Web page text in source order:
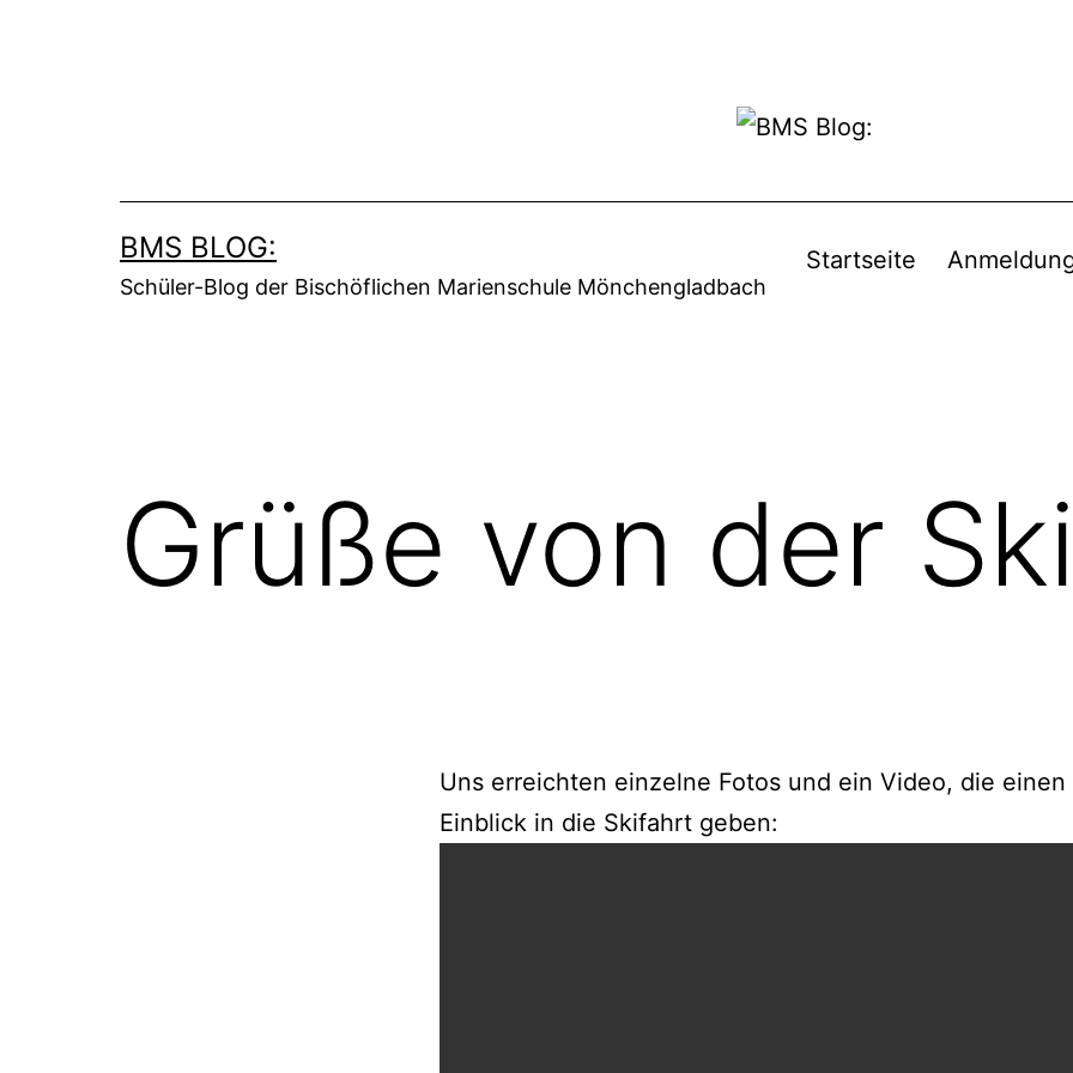
BMS BLOG:
Schüler-Blog der Bischöflichen Marienschule Mönchengladbach
Startseite
Grüße von der
Uns erreichten einzelne Fotos und ein Video, die einen
Einblick in die Skifahrt geben: